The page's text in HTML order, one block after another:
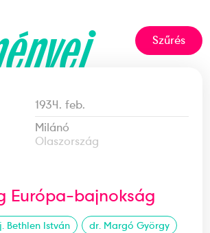
Szűrés
1934. feb.
Milánó
Olaszország
Európa-bajnokság
Bethlen István
dr. Margó György